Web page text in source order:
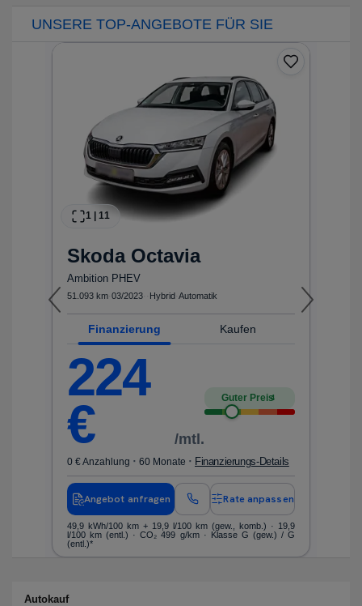
UNSERE TOP-ANGEBOTE FÜR SIE
1 11
Skoda Octavia
Ambition PHEV
51.093 km 03/2023 Hybrid Automatik
Finanzierung Kaufen
224
€ /mtl.
Guter Preis4
0 € Anzahlung · 60 Monate · Finanzierungs-Details
Angebot anfragen Rate anpassen
49,9 kWh/100 km + 19,9 l/100 km (gew., komb.) · 19,9
l/100 km (entl.) · CO₂ 499 g/km · Klasse G (gew.) / G
(entl.)*
Autokauf